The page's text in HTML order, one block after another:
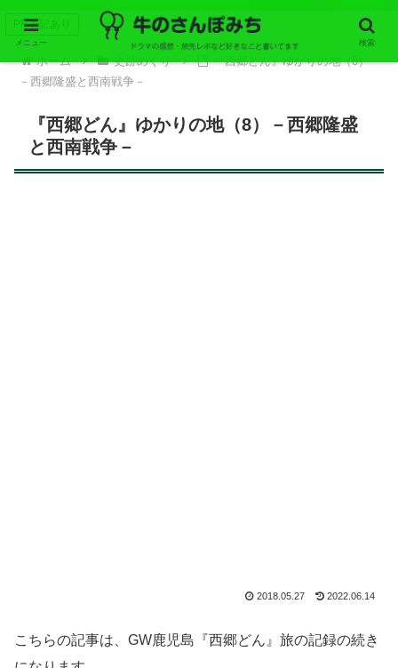
PR表記あり
ホーム 史跡めぐり
『西郷どん』ゆかりの地（8）
－西郷隆盛と西南戦争－
『西郷どん』ゆかりの地（8）－西郷隆盛
と西南戦争－
2018.05.27 2022.06.14
こちらの記事は、GW鹿児島『西郷どん』旅の記録の続き
メニュー 検索